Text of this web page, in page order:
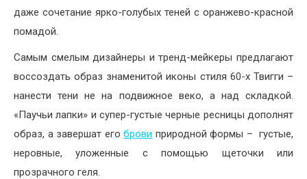
даже сочетание ярко-голубых теней с оранжево-красной
помадой.
Самым смелым дизайнеры и тренд-мейкеры предлагают
воссоздать образ знаменитой иконы стиля 60-х Твигги –
нанести тени не на подвижное веко, а над складкой.
«Паучьи лапки» и супер-густые черные ресницы дополнят
образ, а завершат егоброви природной формы – густые,
неровные, уложенные с помощью щеточки или
прозрачного геля.